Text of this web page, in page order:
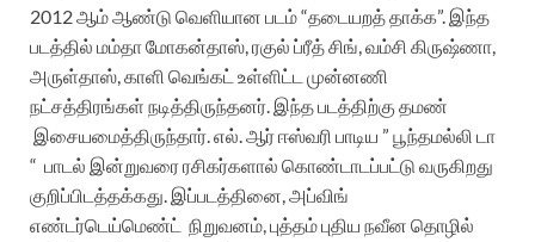
2012 ஆம் ஆண்டு வெளியான படம் “தடையறத் தாக்க”. இந்த
படத்தில் மம்தா மோகன்தாஸ், ரகுல் ப்ரீத் சிங், வம்சி கிருஷ்ணா,
அருள்தாஸ், காளி வெங்கட் உள்ளிட்ட முன்னணி
நட்சத்திரங்கள் நடித்திருந்தனர். இந்த படத்திற்கு தமண்
இசையமைத்திருந்தார். எல். ஆர் ஈஸ்வரி பாடிய ” பூந்தமல்லி டா
“ பாடல் இன்றுவரை ரசிகர்களால் கொண்டாடப்பட்டு வருகிறது
குறிப்பிடத்தக்கது. இப்படத்தினை,அப்விங்
எண்டர்டெய்மெண்ட் நிறுவனம், புத்தம் புதிய நவீன தொழில்